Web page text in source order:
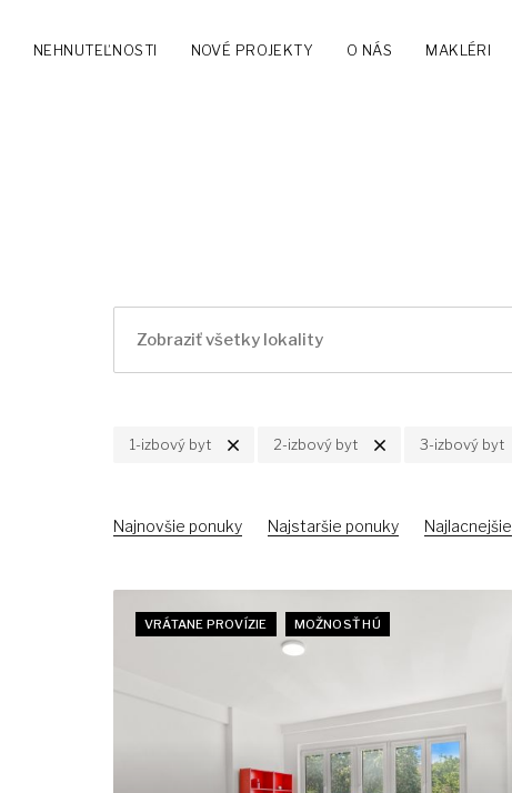
NEHNUTEĽNOSTI NOVÉ PROJEKTY O NÁS MAKLÉRI
1-izbový byt 2-izbový byt 3-izbový byt
Najnovšie ponuky Najstaršie ponuky Najlacnejšie
VRÁTANE PROVÍZIE MOŽNOSŤ HÚ